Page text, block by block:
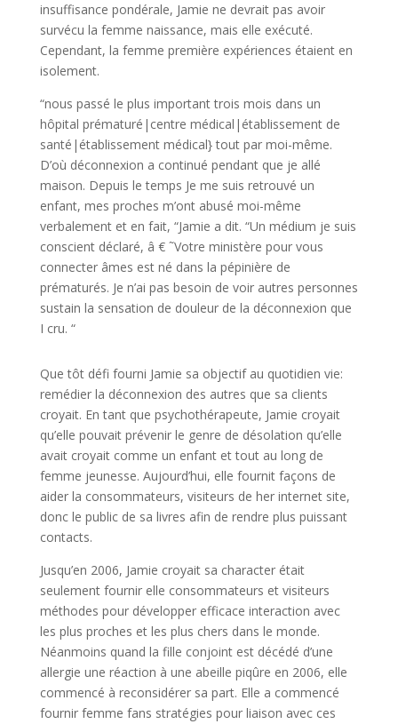
insuffisance pondérale, Jamie ne devrait pas avoir
survécu la femme naissance, mais elle exécuté.
Cependant, la femme première expériences étaient en
isolement.
“nous passé le plus important trois mois dans un
hôpital prématuré|centre médical|établissement de
santé|établissement médical} tout par moi-même.
D’où déconnexion a continué pendant que je allé
maison. Depuis le temps Je me suis retrouvé un
enfant, mes proches m’ont abusé moi-même
verbalement et en fait, “Jamie a dit. “Un médium je suis
conscient déclaré, â € ˜Votre ministère pour vous
connecter âmes est né dans la pépinière de
prématurés. Je n’ai pas besoin de voir autres personnes
sustain la sensation de douleur de la déconnexion que
I cru. “
Que tôt défi fourni Jamie sa objectif au quotidien vie:
remédier la déconnexion des autres que sa clients
croyait. En tant que psychothérapeute, Jamie croyait
qu’elle pouvait prévenir le genre de désolation qu’elle
avait croyait comme un enfant et tout au long de
femme jeunesse. Aujourd’hui, elle fournit façons de
aider la consommateurs, visiteurs de her internet site,
donc le public de sa livres afin de rendre plus puissant
contacts.
Jusqu’en 2006, Jamie croyait sa character était
seulement fournir elle consommateurs et visiteurs
méthodes pour développer efficace interaction avec
les plus proches et les plus chers dans le monde.
Néanmoins quand la fille conjoint est décédé d’une
allergie une réaction à une abeille piqûre en 2006, elle
commencé à reconsidérer sa part. Elle a commencé
fournir femme fans stratégies pour liaison avec ces